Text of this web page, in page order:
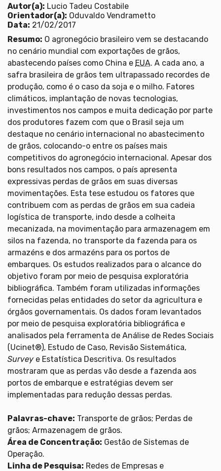
Autor(a): Lucio Tadeu Costabile
Orientador(a): Oduvaldo Vendrametto
Data: 21/02/2017
Resumo: O agronegócio brasileiro vem se destacando
no cenário mundial com exportações de grãos,
abastecendo países como China e EUA. A cada ano, a
safra brasileira de grãos tem ultrapassado recordes de
produção, como é o caso da soja e o milho. Fatores
climáticos, implantação de novas tecnologias,
investimentos nos campos e muita dedicação por parte
dos produtores fazem com que o Brasil seja um
destaque no cenário internacional no abastecimento
de grãos, colocando-o entre os países mais
competitivos do agronegócio internacional. Apesar dos
bons resultados nos campos, o país apresenta
expressivas perdas de grãos em suas diversas
movimentações. Esta tese estudou os fatores que
contribuem com as perdas de grãos em sua cadeia
logística de transporte, indo desde a colheita
mecanizada, na movimentação para armazenagem em
silos na fazenda, no transporte da fazenda para os
armazéns e dos armazéns para os portos de
embarques. Os estudos realizados para o alcance do
objetivo foram por meio de pesquisa exploratória
bibliográfica. Também foram utilizadas informações
fornecidas pelas entidades do setor da agricultura e
órgãos governamentais. Os dados foram levantados
por meio de pesquisa exploratória bibliográfica e
analisados pela ferramenta de Análise de Redes Sociais
(Ucinet®), Estudo de Caso, Revisão Sistemática,
Survey e Estatística Descritiva. Os resultados
mostraram que as perdas vão desde a fazenda aos
portos de embarque e estratégias devem ser
implementadas para redução dessas perdas.
Palavras-chave: Transporte de grãos; Perdas de
grãos; Armazenagem de grãos.
Área de Concentração: Gestão de Sistemas de
Operação.
Linha de Pesquisa: Redes de Empresas e